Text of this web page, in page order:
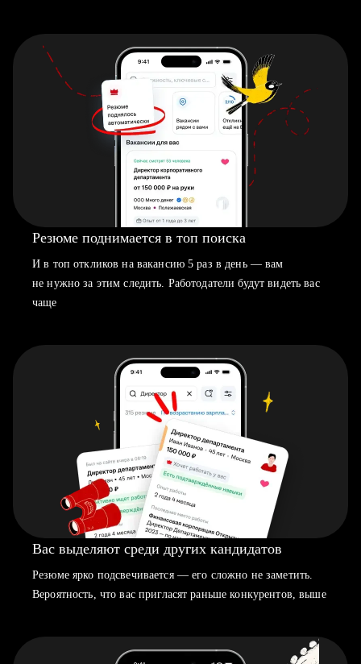
Резюме поднимается в топ поиска
И в топ откликов на вакансию 5 раз в день — вам
не нужно за этим следить. Работодатели будут видеть вас
чаще
Вас выделяют среди других кандидатов
Резюме ярко подсвечивается — его сложно не заметить.
Вероятность, что вас пригласят раньше конкурентов, выше